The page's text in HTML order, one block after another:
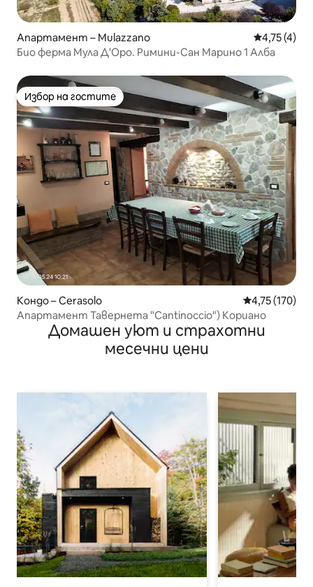
Апартамент – Mulazzano Средна
4,75 (4)
Био ферма Мула Д'Оро. Римини-Сан Марино 1 Алба
Избор на гостите
Избор на гостите
Кондо – Cerasolo Средна
4,75 (170)
Апартамент Тавернета "Cantinoccio") Кориано
Домашен уют и страхотни
месечни цени